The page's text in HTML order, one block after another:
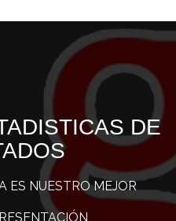
DE
ES NUESTRO MEJOR